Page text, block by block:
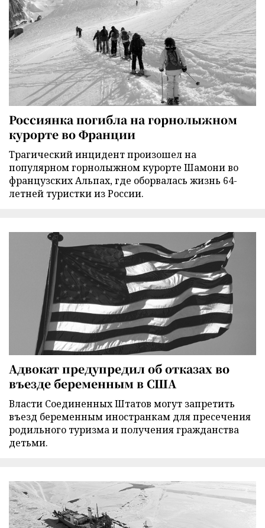
Россиянка погибла на горнолыжном
курорте во Франции
Трагический инцидент произошел на
популярном горнолыжном курорте Шамони во
французских Альпах, где оборвалась жизнь 64-
летней туристки из России.
Адвокат предупредил об отказах во
въезде беременным в США
Власти Соединенных Штатов могут запретить
въезд беременным иностранкам для пресечения
родильного туризма и получения гражданства
детьми.